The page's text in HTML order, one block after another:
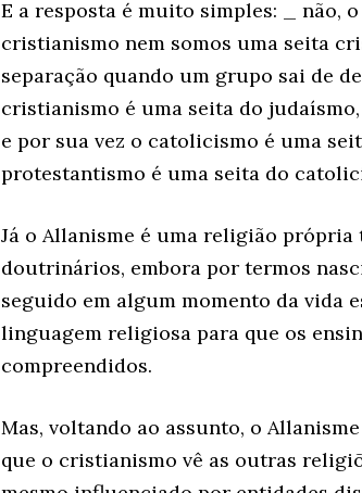
E a resposta é muito simples: _ não,
cristianismo nem somos uma seita
separação quando um grupo sai de
cristianismo é uma seita do
e por sua vez o catolicismo é uma
protestantismo é uma seita do
Já o Allanisme é uma religião
doutrinários, embora por termos
seguido em algum momento da vida
linguagem religiosa para que os
compreendidos.
Mas, voltando ao assunto, o
que o cristianismo vê as outras